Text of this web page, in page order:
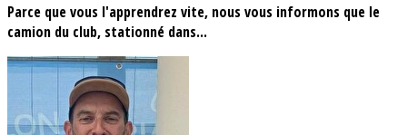
Parce que vous l'apprendrez vite, nous vous informons que le
camion du club, stationné dans...